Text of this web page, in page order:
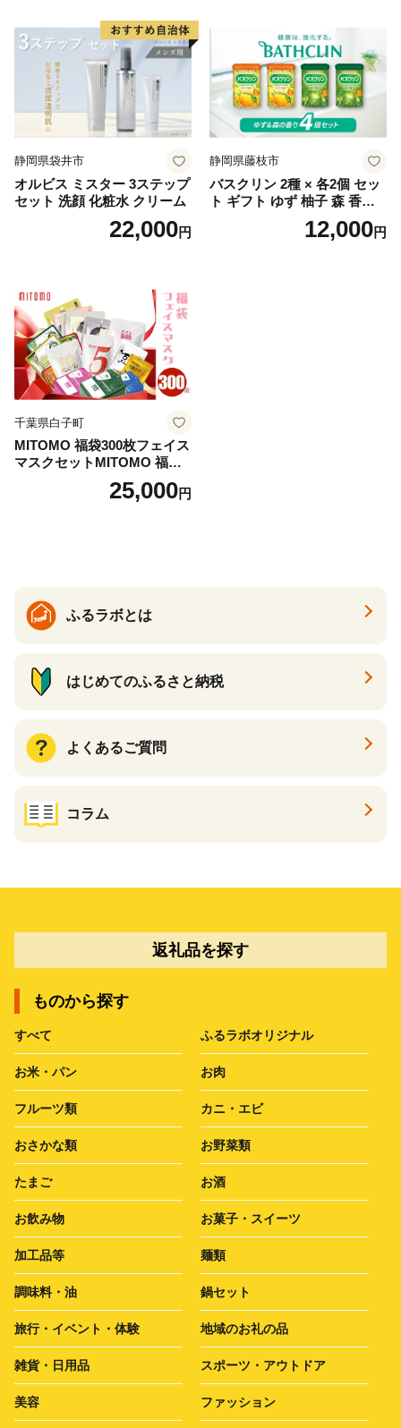
静岡県袋井市
オルビス ミスター 3ステップ
セット 洗顔 化粧水 クリーム
22,000円
静岡県藤枝市
バスクリン 2種 × 各2個 セッ
ト ギフト ゆず 柚子 森 香り
日用品 お風呂 バス用品 温活
アロマ 香り まとめ買い静岡
12,000円
千葉県白子町
MITOMO 福袋300枚フェイス
マスクセットMITOMO 福袋3
00枚フェイスマスクセット
ふるさと納税 パック ファイ
25,000円
ふるラボとは
はじめてのふるさと納税
よくあるご質問
コラム
返礼品を探す
ものから探す
すべて ふるラボオリジナル
お米・パン お肉
フルーツ類 カニ・エビ
おさかな類 お野菜類
たまご お酒
お飲み物 お菓子・スイーツ
加工品等 麺類
調味料・油 鍋セット
旅行・イベント・体験 地域のお礼の品
雑貨・日用品 スポーツ・アウトドア
美容 ファッション